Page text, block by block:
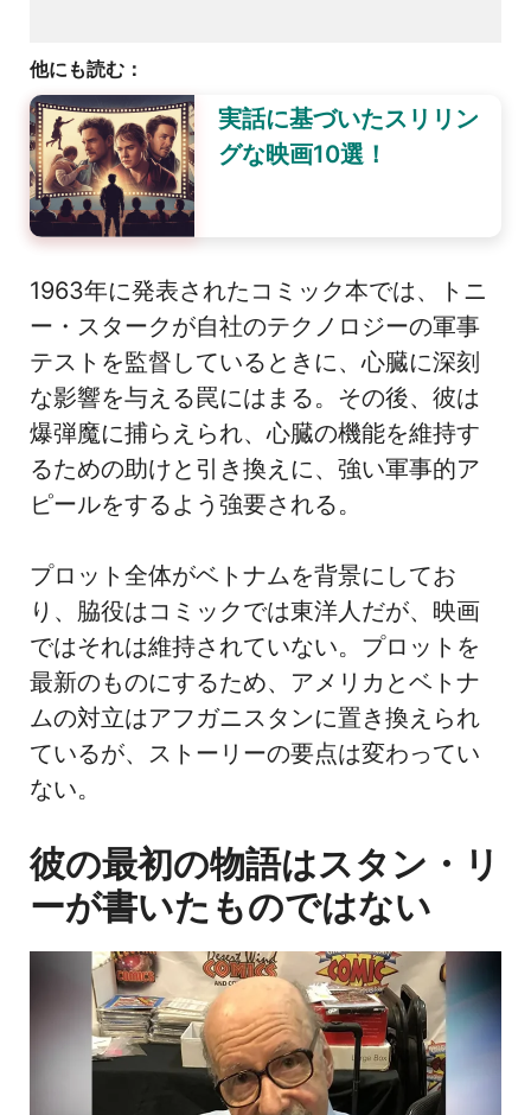
他にも読む：
実話に基づいたスリリン
グな映画10選！
1963年に発表されたコミック本では、トニ
ー・スタークが自社のテクノロジーの軍事
テストを監督しているときに、心臓に深刻
な影響を与える罠にはまる。その後、彼は
爆弾魔に捕らえられ、心臓の機能を維持す
るための助けと引き換えに、強い軍事的ア
ピールをするよう強要される。
プロット全体がベトナムを背景にしてお
り、脇役はコミックでは東洋人だが、映画
ではそれは維持されていない。プロットを
最新のものにするため、アメリカとベトナ
ムの対立はアフガニスタンに置き換えられ
ているが、ストーリーの要点は変わってい
ない。
彼の最初の物語はスタン・リ
ーが書いたものではない